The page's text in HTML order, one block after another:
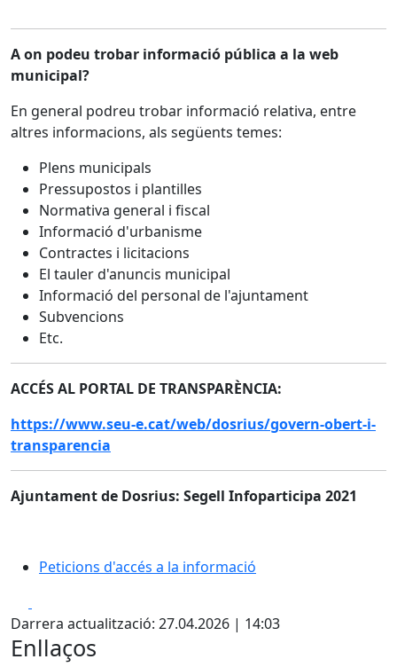
A on podeu trobar informació pública a la web
municipal?
En general podreu trobar informació relativa, entre
altres informacions, als següents temes:
Plens municipals
Pressupostos i plantilles
Normativa general i fiscal
Informació d'urbanisme
Contractes i licitacions
El tauler d'anuncis municipal
Informació del personal de l'ajuntament
Subvencions
Etc.
ACCÉS AL PORTAL DE TRANSPARÈNCIA:
https://www.seu-e.cat/web/dosrius/govern-obert-i-
transparencia
Ajuntament de Dosrius: Segell Infoparticipa 2021
Peticions d'accés a la informació
Darrera actualització: 27.04.2026 | 14:03
Enllaços